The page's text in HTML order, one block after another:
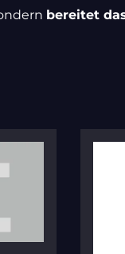
bereitet
von 5 von 5